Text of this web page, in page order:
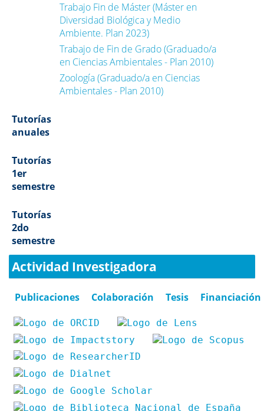
Trabajo Fin de Máster (Máster en
Diversidad Biológica y Medio
Ambiente. Plan 2023)
Trabajo de Fin de Grado (Graduado/a
en Ciencias Ambientales - Plan 2010)
Zoología (Graduado/a en Ciencias
Ambientales - Plan 2010)
Tutorías
anuales
Tutorías
1er
semestre
Tutorías
2do
semestre
Actividad Investigadora
Publicaciones Colaboración Tesis Financiación